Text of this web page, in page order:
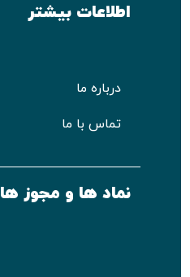
اطلاعات بیشتر
درباره ما
تماس با ما
نماد ها و مجوز ها